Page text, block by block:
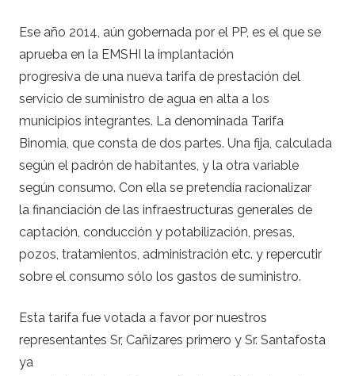
Ese año 2014, aún gobernada por el PP, es el que se
aprueba en la EMSHI la implantación
progresiva de una nueva tarifa de prestación del
servicio de suministro de agua en alta a los
municipios integrantes. La denominada Tarifa
Binomia, que consta de dos partes. Una fija, calculada
según el padrón de habitantes, y la otra variable
según consumo. Con ella se pretendía racionalizar
la financiación de las infraestructuras generales de
captación, conducción y potabilización, presas,
pozos, tratamientos, administración etc. y repercutir
sobre el consumo sólo los gastos de suministro.
Esta tarifa fue votada a favor por nuestros
representantes Sr, Cañizares primero y Sr. Santafosta
ya